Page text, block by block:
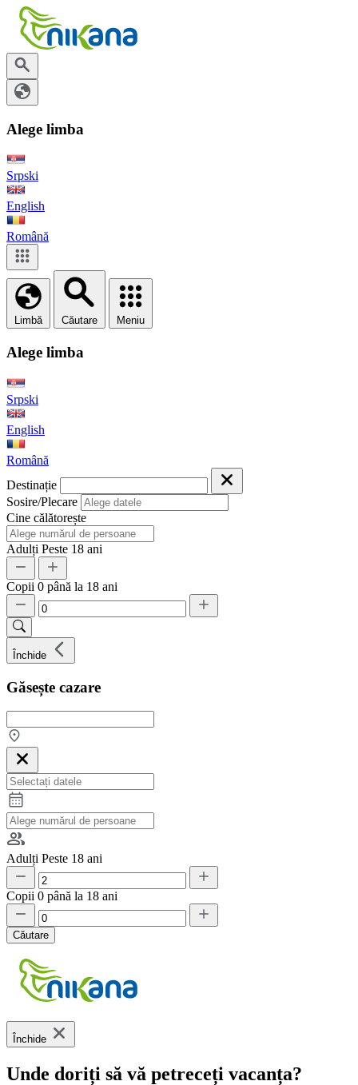
Alege limba
Srpski
English
Română
Limbă Căutare Meniu
Alege limba
Srpski
English
Română
Destinație
Sosire/Plecare
Cine călătorește
Adulți Peste 18 ani
Copii 0 până la 18 ani
Închide
Găsește cazare
Adulți Peste 18 ani
Copii 0 până la 18 ani
Căutare
Închide
Unde doriți să vă petreceți vacanța?